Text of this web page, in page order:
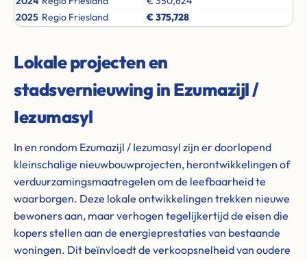
2025 Regio Friesland € 375,728
Lokale projecten en
stadsvernieuwing in Ezumazijl /
Iezumasyl
In en rondom Ezumazijl / Iezumasyl zijn er doorlopend
kleinschalige nieuwbouwprojecten, herontwikkelingen of
verduurzamingsmaatregelen om de leefbaarheid te
waarborgen. Deze lokale ontwikkelingen trekken nieuwe
bewoners aan, maar verhogen tegelijkertijd de eisen die
kopers stellen aan de energieprestaties van bestaande
woningen. Dit beïnvloedt de verkoopsnelheid van oudere